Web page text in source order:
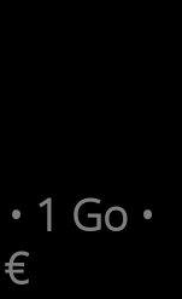
de page
1 Go •